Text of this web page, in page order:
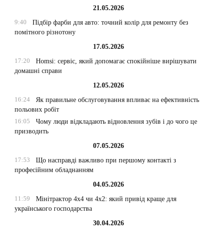
21.05.2026
9:40
Підбір фарби для авто: точний колір для ремонту без
помітного різнотону
17.05.2026
17:20
Homsi: сервіс, який допомагає спокійніше вирішувати
домашні справи
12.05.2026
16:24
Як правильне обслуговування впливає на ефективність
польових робіт
16:05
Чому люди відкладають відновлення зубів і до чого це
призводить
07.05.2026
17:53
Що насправді важливо при першому контакті з
професійним обладнанням
04.05.2026
11:59
Мінітрактор 4х4 чи 4х2: який привід краще для
українського господарства
30.04.2026